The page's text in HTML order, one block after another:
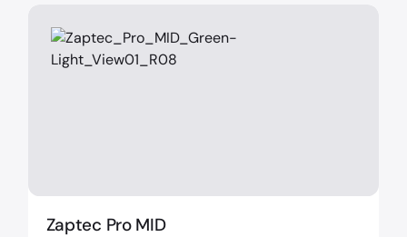
Zaptec Pro MID